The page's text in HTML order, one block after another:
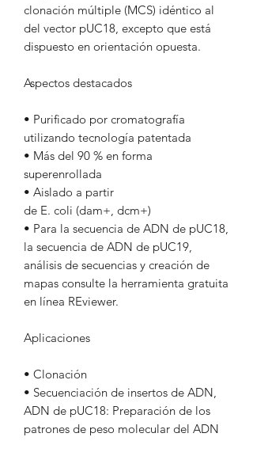
clonación múltiple (MCS) idéntico al
del vector pUC18, excepto que está
dispuesto en orientación opuesta.
Aspectos destacados
• Purificado por cromatografía
utilizando tecnología patentada
• Más del 90 % en forma
superenrollada
• Aislado a partir
de E. coli (dam+, dcm+)
• Para la secuencia de ADN de pUC18,
la secuencia de ADN de pUC19,
análisis de secuencias y creación de
mapas consulte la herramienta gratuita
en línea REviewer.
Aplicaciones
• Clonación
• Secuenciación de insertos de ADN,
ADN de pUC18: Preparación de los
patrones de peso molecular del ADN